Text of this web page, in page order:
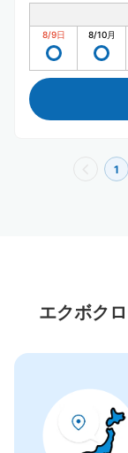
8/9日 8/10月
1
三田駅
エクボク